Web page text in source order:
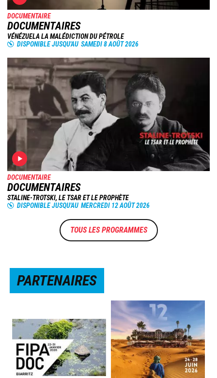
DOCUMENTAIRE
DOCUMENTAIRES
VÉNÉZUELA LA MALÉDICTION DU PÉTROLE
DISPONIBLE JUSQU'AU SAMEDI 8 AOÛT 2026
Image
DOCUMENTAIRE
DOCUMENTAIRES
STALINE-TROTSKI, LE TSAR ET LE PROPHÈTE
DISPONIBLE JUSQU'AU MERCREDI 12 AOÛT 2026
TOUS LES PROGRAMMES
PARTENAIRES